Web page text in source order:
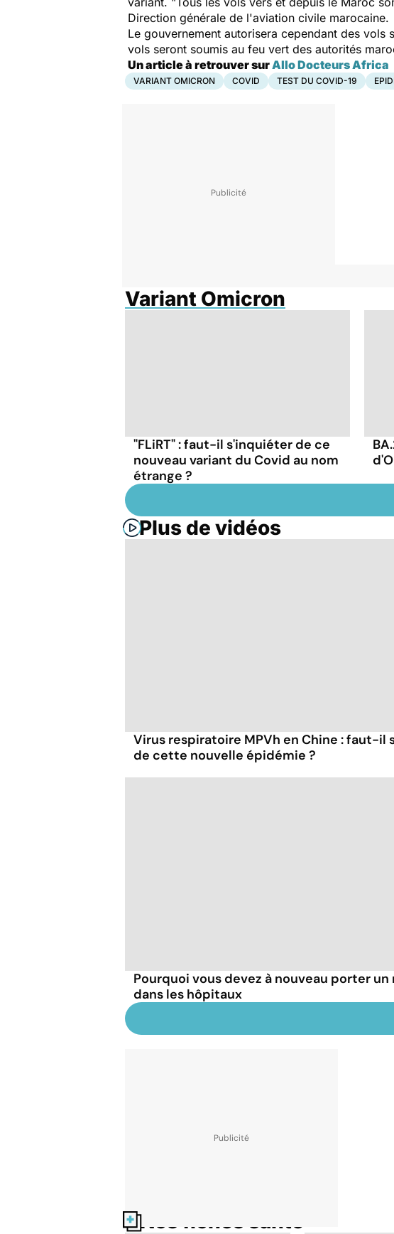
Direction générale de l'aviation civile marocaine.
Le gouvernement autorisera cependant des
vols seront soumis au feu vert des autorités
Un article à retrouver surAllo Docteurs Africa
VARIANT OMICRON COVID TEST DU COVID-19
Variant Omicron
"FLiRT" : faut-il s'inquiéter de ce
nouveau variant du Covid au nom
étrange ?
Plus de vidéos
Virus respiratoire MPVh en Chine : faut-il
de cette nouvelle épidémie ?
Pourquoi vous devez à nouveau porter un
dans les hôpitaux
Nos fiches santé